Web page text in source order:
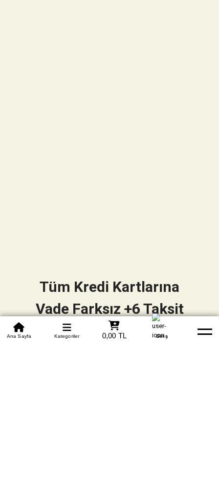
0850 305 09 70
Beden Tablosu Banka Hesapları Whatsapp Yardım
Ana Sayfa Kategoriler 0,00 TL Giriş
Tüm Kredi Kartlarına
Vade Farksız +6 Taksit